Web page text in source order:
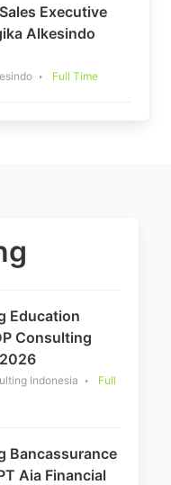
Executive
Alkesindo
Full Time
Education
Consulting
Indonesia
Full
Bancassurance
Aia Financial